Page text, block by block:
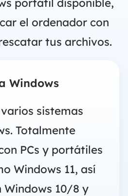
el ordenador con
tus archivos.
Windows
sistemas
Totalmente
PCs y portátiles
Windows 11, así
Windows 10/8 y